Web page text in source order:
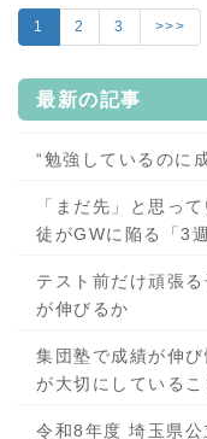
1 2 3 >>>
最新の記事
“勉強しているのに
「まだ先」と思っ
徒がGWに陥る「3
テスト前だけ頑張
が伸びるか
集団塾で成績が伸
が大切にしているこ
令和8年度 埼玉県